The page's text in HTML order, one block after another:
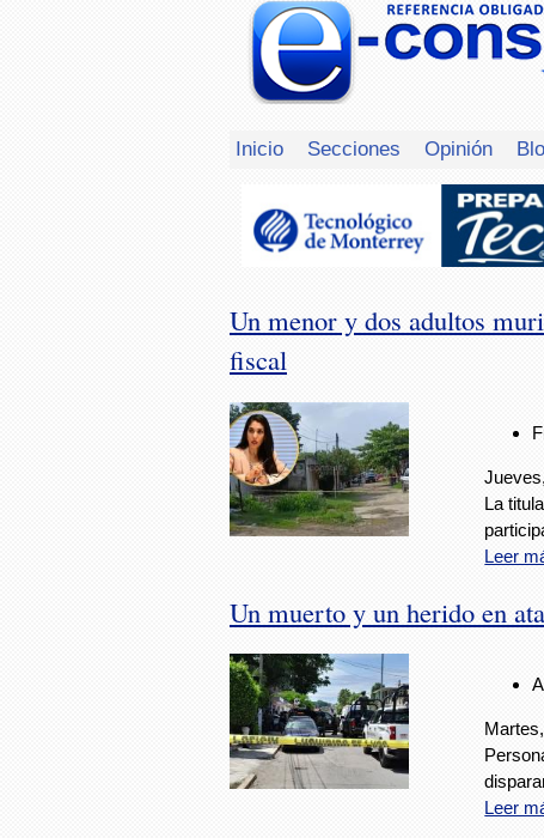
Inicio Secciones Opinión
Un menor y dos adultos
fiscal
La
Leer
Un muerto y un herido en
Leer